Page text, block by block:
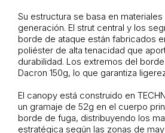
Su estructura se basa en materiales
generación. El strut central y los
borde de ataque están fabricados
poliéster de alta tenacidad que
durabilidad. Los extremos del
Dacron 150g, lo que garantiza
El canopy está construido en
un gramaje de 52g en el cuerpo
borde de fuga, distribuyendo los
estratégica según las zonas de